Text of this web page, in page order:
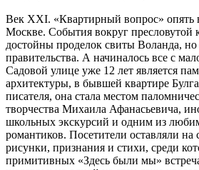
Век XXI. «Квартирный вопрос» опять
Москве. События вокруг
достойны проделок свиты Воланда, но
правительства. А начиналось все с
Садовой улице уже 12 лет является
архитектуры, в бывшей квартире
писателя, она стала местом
творчества Михаила Афанасьевича,
школьных экскурсий и одним из
романтиков. Посетители оставляли на
рисунки, признания и стихи, среди
примитивных «Здесь были мы»